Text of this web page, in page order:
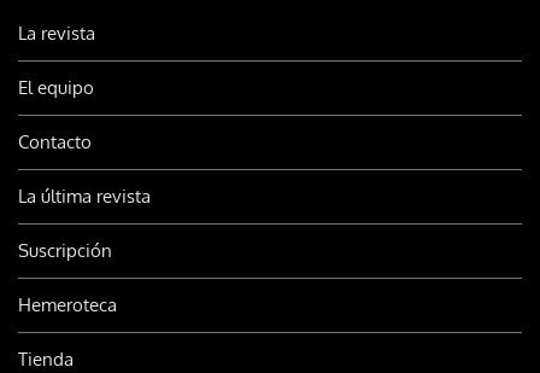
La revista
El equipo
Contacto
La última revista
Suscripción
Hemeroteca
Tienda